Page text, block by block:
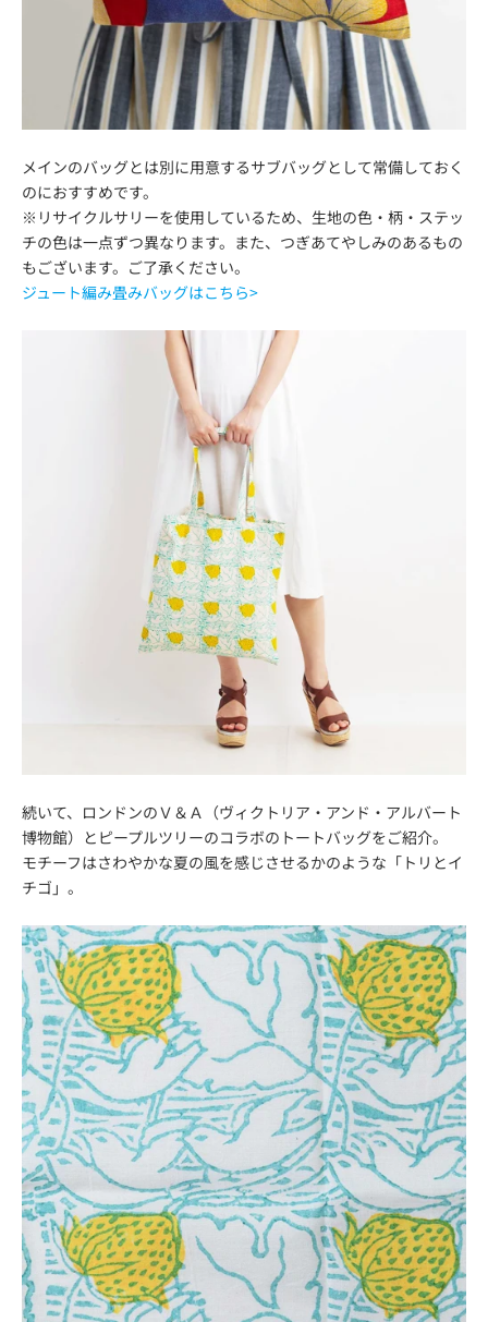
メインのバッグとは別に用意するサブバッグとして常備しておく
のにおすすめです。
※リサイクルサリーを使用しているため、生地の色・柄・ステッ
チの色は一点ずつ異なります。また、つぎあてやしみのあるもの
もございます。ご了承ください。
ジュート編み畳みバッグはこちら>
続いて、ロンドンのＶ＆Ａ（ヴィクトリア・アンド・アルバート
博物館）とピープルツリーのコラボのトートバッグをご紹介。
モチーフはさわやかな夏の風を感じさせるかのような「トリとイ
チゴ」。